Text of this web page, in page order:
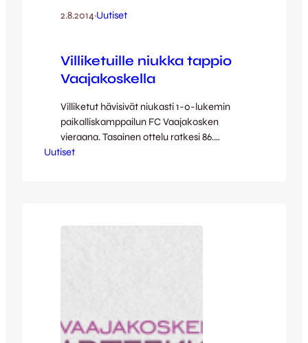
2.8.2014·Uutiset
Villiketuille niukka tappio
Vaajakoskella
Villiketut hävisivät niukasti 1-0-lukemin
paikalliskamppailun FC Vaajakosken
vieraana. Tasainen ottelu ratkesi 86.
minuutilla, kun vaihtomies Toni Pöyhönen
lähinnä erikoistilanteista, joista lähimpänä
Uutiset